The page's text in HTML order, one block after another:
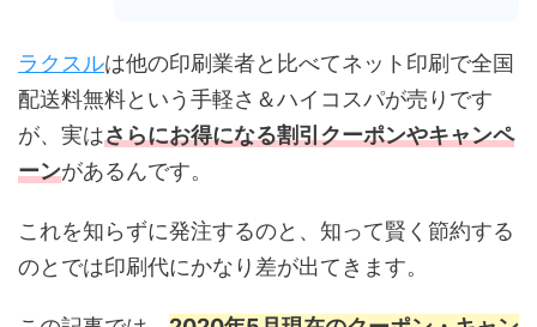
ラクスルは他の印刷業者と比べてネット印刷で全国
配送料無料という手軽さ＆ハイコスパが売りです
が、実はさらにお得になる割引クーポンやキャンペ
ーンがあるんです。
これを知らずに発注するのと、知って賢く節約する
のとでは印刷代にかなり差が出てきます。